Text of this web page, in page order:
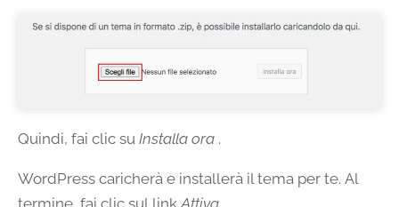
Quindi, fai clic su Installa ora .
WordPress caricherà e installerà il tema per te. Al
termine, fai clic sul link Attiva